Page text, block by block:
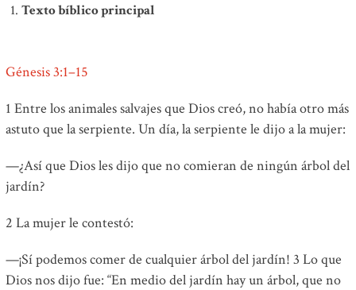
Texto bíblico principal
Génesis 3:1–15
1 Entre los animales salvajes que Dios creó, no había otro más
astuto que la serpiente. Un día, la serpiente le dijo a la mujer:
—¿Así que Dios les dijo que no comieran de ningún árbol del
jardín?
2 La mujer le contestó:
—¡Sí podemos comer de cualquier árbol del jardín! 3 Lo que
Dios nos dijo fue: “En medio del jardín hay un árbol, que no